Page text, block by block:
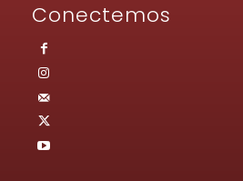
Conectemos